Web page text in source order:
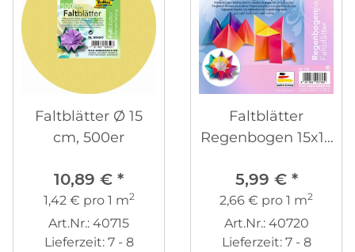
Faltblätter Ø 15
cm, 500er
10,89 € *
1,42 € pro 1 m2
Art.Nr.: 40715
Lieferzeit: 7 - 8
Faltblätter
Regenbogen 15x15
5,99 € *
2,66 € pro 1 m2
Art.Nr.: 40720
Lieferzeit: 7 - 8